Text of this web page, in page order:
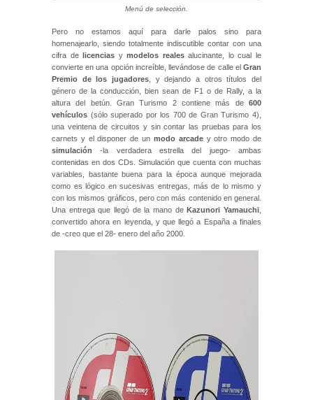
Menú de selección.
Pero no estamos aquí para darle palos sino para
homenajearlo, siendo totalmente indiscutible contar con una
cifra delicencias ymodelos realesalucinante, lo cual le
convierte en una opción increíble, llevándose de calle el Gran
Premio de los jugadores , y dejando a otros títulos del
género de la conducción, bien sean de F1 o de Rally, a la
altura del betún. Gran Turismo 2 contiene más de 600
vehículos (sólo superado por los 700 de Gran Turismo 4),
una veintena de circuitos y sin contar las pruebas para los
carnets y el disponer de un modo arcadey otro modo de
simulación -la verdadera estrella del juego- ambas
contenidas en dos CDs. Simulación que cuenta con muchas
variables, bastante buena para la época aunque mejorada
como es lógico en sucesivas entregas, más de lo mismo y
con los mismos gráficos, pero con más contenido en general.
Una entrega que llegó de la mano deKazunori Yamauchi
convertido ahora en leyenda, y que llegó a España a finales
de -creo que el 28- enero del año 2000.